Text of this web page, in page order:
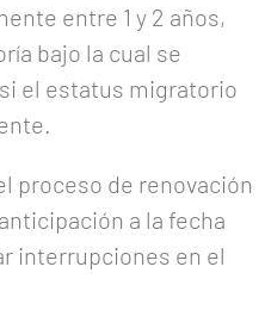
entre 1 y 2 años,
bajo la cual se
el estatus migratorio
proceso de renovación
a la fecha
interrupciones en el